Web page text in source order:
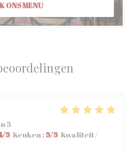
3
/5 Keuken:5/5 Kwaliteit /
ONS MENU